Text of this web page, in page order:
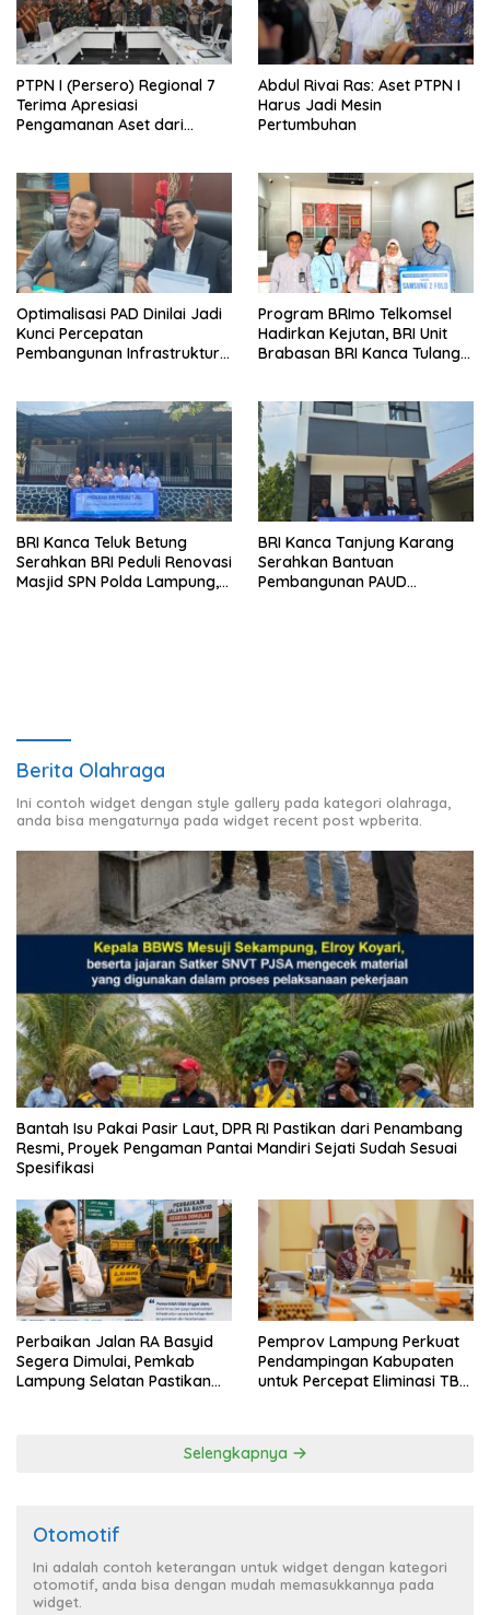
PTPN I (Persero) Regional 7
Terima Apresiasi
Pengamanan Aset dari
Abdul Rivai Ras: Aset PTPN I
Harus Jadi Mesin
Pertumbuhan
Optimalisasi PAD Dinilai Jadi
Kunci Percepatan
Pembangunan Infrastruktur
Program BRImo Telkomsel
Hadirkan Kejutan, BRI Unit
Brabasan BRI Kanca Tulang
Mesuji
BRI Kanca Teluk Betung
Serahkan BRI Peduli Renovasi
Masjid SPN Polda Lampung,
BRI Kanca Tanjung Karang
Serahkan Bantuan
Pembangunan PAUD
Berita Olahraga
Ini contoh widget dengan style gallery pada kategori olahraga,
anda bisa mengaturnya pada widget recent post wpberita.
Bantah Isu Pakai Pasir Laut, DPR RI Pastikan dari Penambang
Resmi, Proyek Pengaman Pantai Mandiri Sejati Sudah Sesuai
Spesifikasi
Perbaikan Jalan RA Basyid
Segera Dimulai, Pemkab
Lampung Selatan Pastikan
Pemprov Lampung Perkuat
Pendampingan Kabupaten
untuk Percepat Eliminasi TBC
Selengkapnya
Otomotif
Ini adalah contoh keterangan untuk widget dengan kategori
otomotif, anda bisa dengan mudah memasukkannya pada
widget.